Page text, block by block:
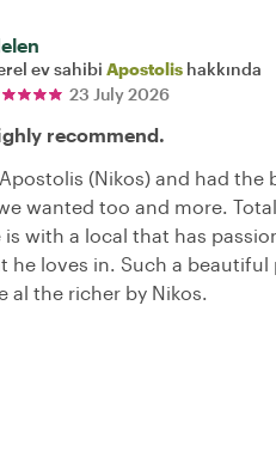
ev sahibi Apostolis hakkında
23 July 2026
recommend.
(Nikos) and had the
wanted too and more.
is with a local that has
he loves in. Such a beautiful
al the richer by Nikos.